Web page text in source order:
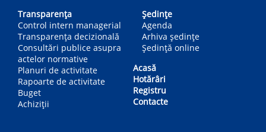
Transparența
Control intern managerial
Transparența decizională
Consultări publice asupra
actelor normative
Planuri de activitate
Rapoarte de activitate
Buget
Achiziții
Ședințe
Agenda
Arhiva ședințe
Ședință online
Acasă
Hotărâri
Registru
Contacte